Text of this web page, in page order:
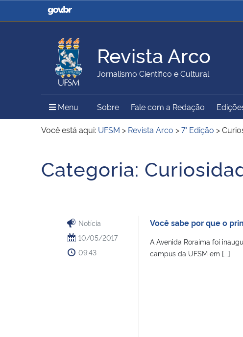
Casa Civil
Ministério da Justiça e
Ministério da Agricultura,
Pecuária e Abastecimento
Ministério da Educação
Ministério do Meio Ambiente Ministério do Turismo
Secretaria de Governo
Gabinete de Segurança
Revista Arco
Jornalismo Científico e Cultural
Menu Menu Principal do Sítio
Sobre Fale com a Redação
Você está aqui: UFSM > Revista Arco >7° Edição >
Categoria:
Notícia
10/05/2017
09:43
Você sabe por que o
A Avenida Roraima foi
campus da UFSM em [...]